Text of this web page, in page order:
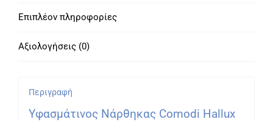
Επιπλέον πληροφορίες
Αξιολογήσεις (0)
Περιγραφή
Υφασμάτινος Νάρθηκας Comodi Hallux